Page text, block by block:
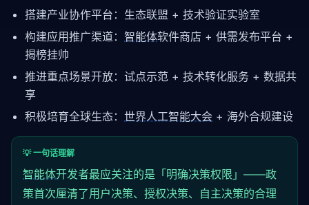
搭建产业协作平台：生态联盟 + 技术验证实验室
构建应用推广渠道： 智能体软件商店 + 供需发布平台 +
揭榜挂帅
推进重点场景开放：试点示范 + 技术转化服务 + 数据共
享
积极培育全球生态： 世界人工智能大会 + 海外合规建设
💡 一句话理解
智能体开发者最应关注的是「明确决策权限」——政
策首次厘清了用户决策、授权决策、自主决策的合理